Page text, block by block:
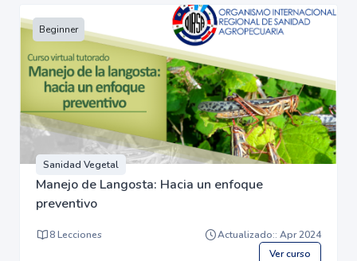
Beginner
Sanidad Vegetal
Manejo de Langosta: Hacia un enfoque
preventivo
8 Lecciones
Actualizado:: Apr 2024
Ver curso